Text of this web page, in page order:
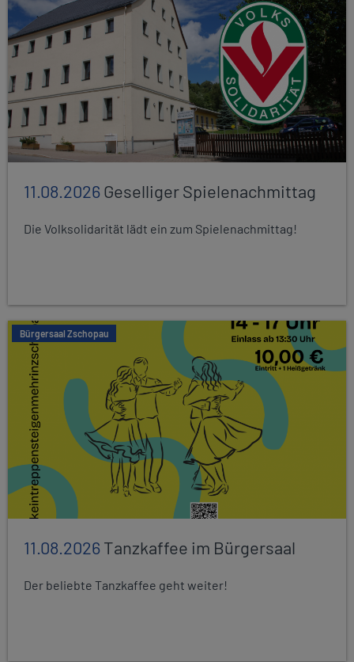
11.08.2026Geselliger Spielenachmittag
Die Volksolidarität lädt ein zum Spielenachmittag!
Bürgersaal Zschopau
11.08.2026Tanzkaffee im Bürgersaal
Der beliebte Tanzkaffee geht weiter!